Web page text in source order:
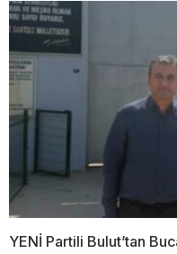
YENİ Partili Bulut’tan